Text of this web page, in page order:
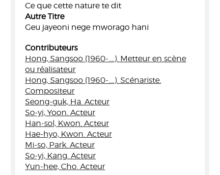
Ce que cette nature te dit
Autre Titre
Geu jayeoni nege mworago hani
Contributeurs
Hong, Sangsoo (1960-....). Metteur en scène
ou réalisateur
Hong, Sangsoo (1960-....). Scénariste.
Compositeur
Seong-guk, Ha. Acteur
So-yi, Yoon. Acteur
Han-sol, Kwon. Acteur
Hae-hyo, Kwon. Acteur
Mi-so, Park. Acteur
So-yi, Kang. Acteur
Yun-hee, Cho. Acteur